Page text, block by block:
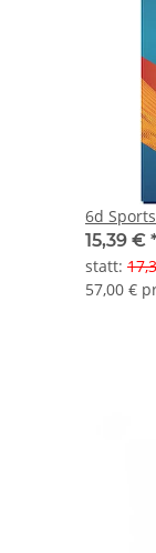
6d
15,39 €
statt:
57,00 €